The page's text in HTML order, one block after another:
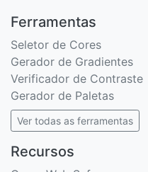
Ferramentas
Seletor de Cores
Gerador de Gradientes
Verificador de Contraste
Gerador de Paletas
Ver todas as ferramentas
Recursos